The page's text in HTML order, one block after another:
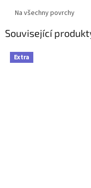
Na všechny povrchy
Související
Extra